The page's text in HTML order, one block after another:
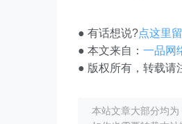
● 有话想说?点这里
● 本文来自： 一品网
● 版权所有，转载请
本站文章大部分均为